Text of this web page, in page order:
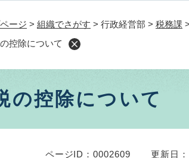
ージ > 組織でさがす > 行政経営部 > 税務課 >
控除について
の控除について
ページID：0002609 更新日